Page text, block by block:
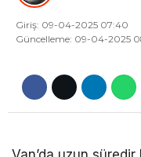
SPOR
MAGAZIN
DÜNYA
Giriş: 09-04-2025 07:40
Güncelleme: 09-04-2025